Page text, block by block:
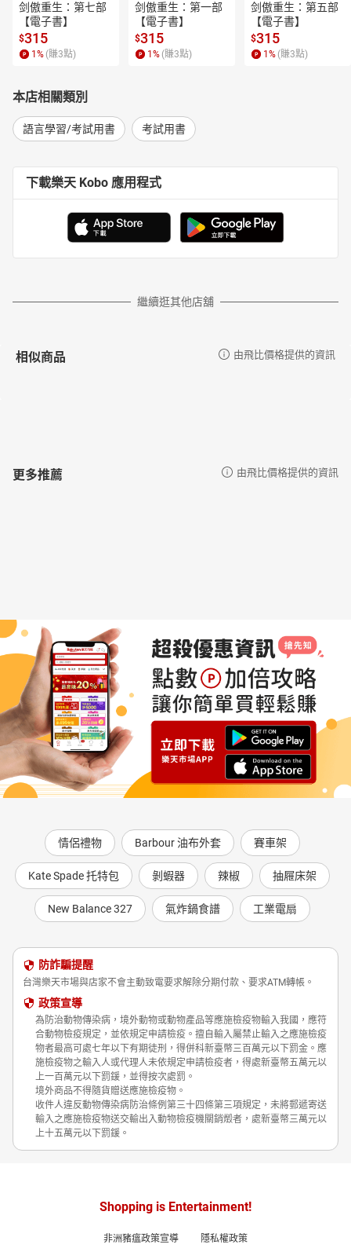
剑傲重生：第七部
【電子書】
$315
1 % (賺3點)
剑傲重生：第一部
【電子書】
$315
1 % (賺3點)
剑傲重生：第五部
【電子書】
$315
1 % (賺3點)
本店相關類別
語言學習/考試用書 考試用書
下載樂天 Kobo 應用程式
繼續逛其他店舖
相似商品 由飛比價格提供的資訊
更多推薦 由飛比價格提供的資訊
情侶禮物 Barbour 油布外套 賽車架
Kate Spade 托特包 剝蝦器 辣椒 抽屜床架
New Balance 327 氣炸鍋食譜 工業電扇
防詐騙提醒
台灣樂天市場與店家不會主動致電要求解除分期付款、要求ATM轉帳。
政策宣導
為防治動物傳染病，境外動物或動物產品等應施檢疫物輸入我國，應符
合動物檢疫規定，並依規定申請檢疫。擅自輸入屬禁止輸入之應施檢疫
物者最高可處七年以下有期徒刑，得併科新臺幣三百萬元以下罰金。應
施檢疫物之輸入人或代理人未依規定申請檢疫者，得處新臺幣五萬元以
上一百萬元以下罰鍰，並得按次處罰。
境外商品不得隨貨贈送應施檢疫物。
收件人違反動物傳染病防治條例第三十四條第三項規定，未將郵遞寄送
輸入之應施檢疫物送交輸出入動物檢疫機關銷燬者，處新臺幣三萬元以
上十五萬元以下罰鍰。
Shopping is Entertainment!
非洲豬瘟政策宣導 隱私權政策